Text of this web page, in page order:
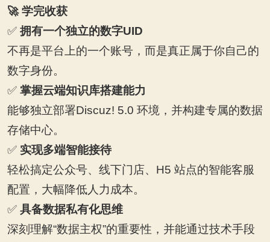
🚀 学完收获
✅ 拥有一个独立的数字UID
不再是平台上的一个账号，而是真正属于你自己的
数字身份。
✅ 掌握云端知识库搭建能力
能够独立部署Discuz! 5.0 环境，并构建专属的数据
存储中心。
✅ 实现多端智能接待
轻松搞定公众号、线下门店、H5 站点的智能客服
配置，大幅降低人力成本。
✅ 具备数据私有化思维
深刻理解“数据主权”的重要性，并能通过技术手段